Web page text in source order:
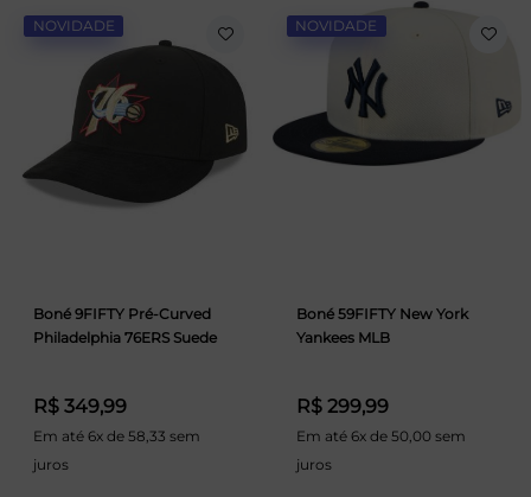
NOVIDADE
Boné 9FIFTY Pré-Curved
Philadelphia 76ERS Suede
R$ 349,99
Em até 6x de 58,33 sem
juros
NOVIDADE
Boné 59FIFTY New York
Yankees MLB
R$ 299,99
Em até 6x de 50,00 sem
juros